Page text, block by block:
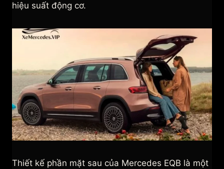
hiệu suất động cơ.
Thiết kế phần mặt sau của Mercedes EQB là một